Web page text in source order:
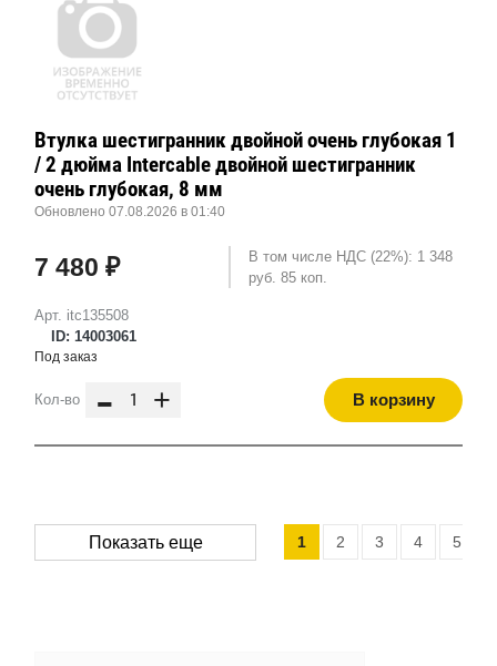
Арт. itc135508
ID: 14003061
Втулка шестигранник двойной очень глубокая 1
/ 2 дюйма Intercable двойной шестигранник
очень глубокая, 8 мм
Обновлено 07.08.2026 в 01:40
7 480 ₽
В том числе НДС (22%): 1 348
руб. 85 коп.
Под заказ
Кол-во - + В корзину
Показать еще 1 2 3 4 5